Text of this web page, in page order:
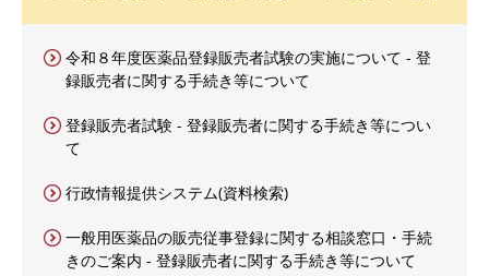
令和８年度医薬品登録販売者試験の実施について - 登
録販売者に関する手続き等について
登録販売者試験 - 登録販売者に関する手続き等につい
て
行政情報提供システム(資料検索)
一般用医薬品の販売従事登録に関する相談窓口・手続
きのご案内 - 登録販売者に関する手続き等について